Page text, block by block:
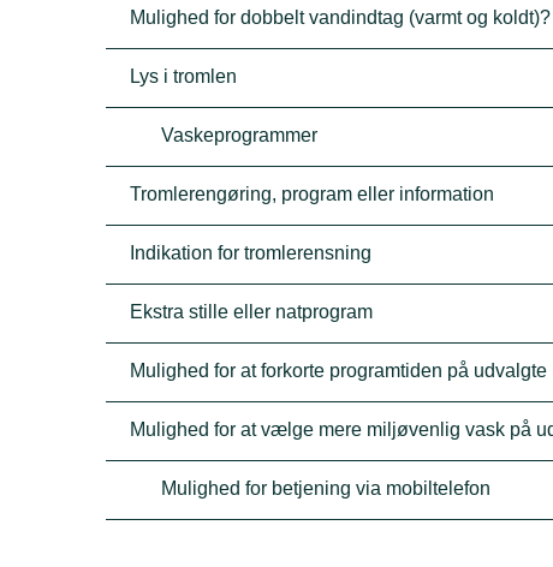
Mulighed for dobbelt vandindtag (varmt og koldt)?
Lys i tromlen
Vaskeprogrammer
Tromlerengøring, program eller information
Indikation for tromlerensning
Ekstra stille eller natprogram
Mulighed for at forkorte programtiden på udvalgte
Mulighed for at vælge mere miljøvenlig vask på
Mulighed for betjening via mobiltelefon